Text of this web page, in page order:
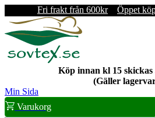
Fri frakt från 600kr Öppet
Köp innan kl 15 skickas
(Gäller
Min Sida
Varukorg